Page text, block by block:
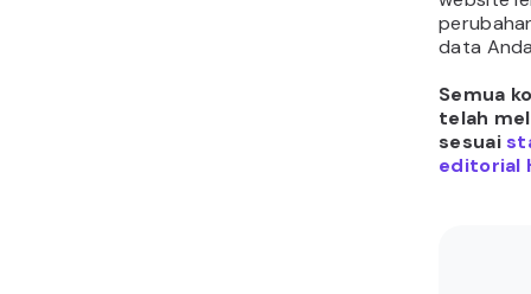
data
Semua
telah
sesuai
editorial